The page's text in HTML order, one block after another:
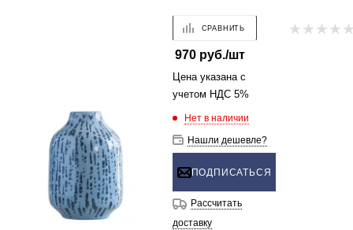
СРАВНИТЬ
970руб./шт
Цена указана с
учетом НДС 5%
Нет в наличии
Нашли дешевле?
ПОДПИСАТЬСЯ
Рассчитать
доставку